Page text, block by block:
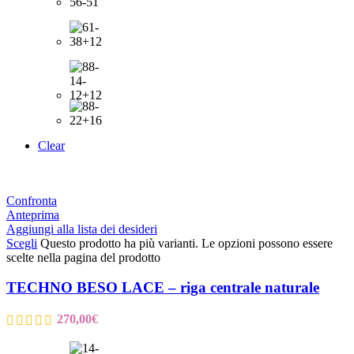
Clear
Confronta
Anteprima
Aggiungi alla lista dei desideri
Scegli Questo prodotto ha più varianti. Le opzioni possono essere
scelte nella pagina del prodotto
TECHNO BESO LACE – riga centrale naturale
270,00€